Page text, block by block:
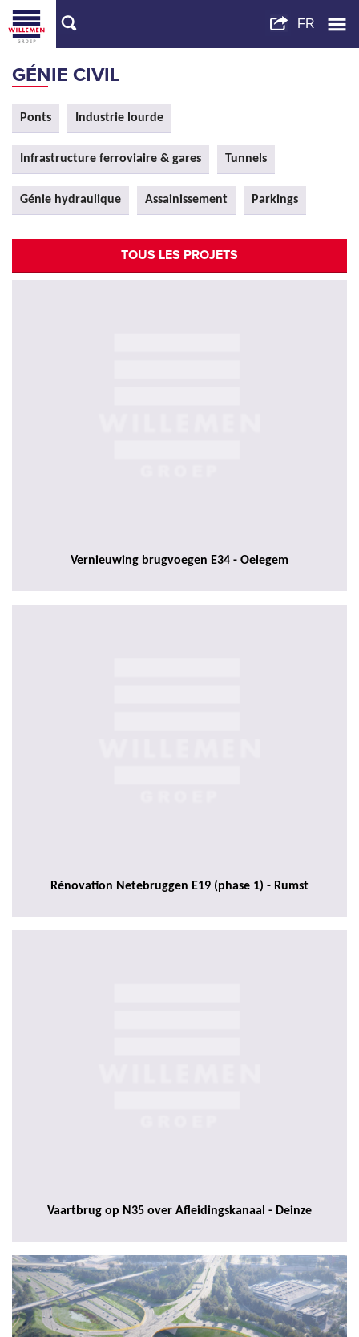
GÉNIE CIVIL
Ponts Industrie lourde
Infrastructure ferroviaire & gares Tunnels
Génie hydraulique Assainissement Parkings
TOUS LES PROJETS
Vernieuwing brugvoegen E34 - Oelegem
Rénovation Netebruggen E19 (phase 1) - Rumst
Vaartbrug op N35 over Afleidingskanaal - Deinze